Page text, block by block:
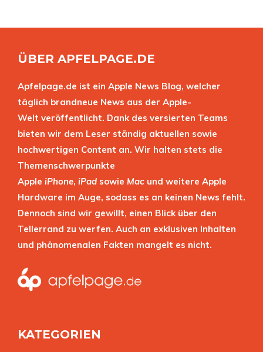
ÜBER APFELPAGE.DE
Apfelpage.de ist ein Apple News Blog, welcher
täglich brandneue News aus der Apple-
Welt veröffentlicht. Dank des versierten Teams
bieten wir dem Leser ständig aktuellen sowie
hochwertigen Content an. Wir halten stets die
Themenschwerpunkte
Apple iPhone, iPad sowie Mac und weitere Apple
Hardware im Auge, sodass es an keinen News fehlt.
Dennoch sind wir gewillt, einen Blick über den
Tellerrand zu werfen. Auch an exklusiven Inhalten
und phänomenalen Fakten mangelt es nicht.
KATEGORIEN